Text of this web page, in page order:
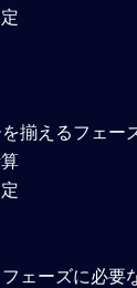
揃えるフェー
ェーズに必要